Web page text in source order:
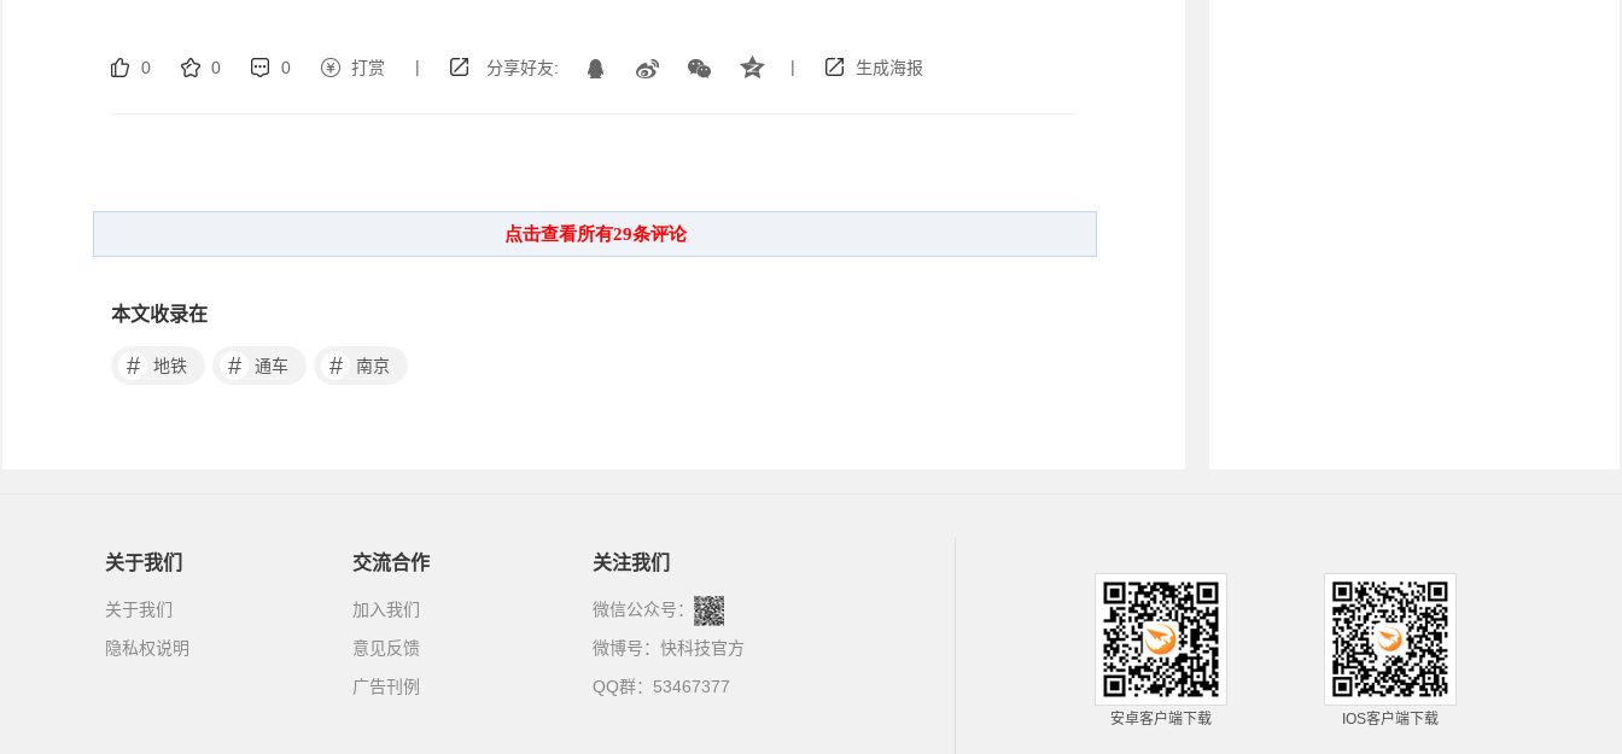
0 0 0 打赏 | 分享好友: | 生成海报
本文收录在
# 地铁 # 通车 # 南京
关于我们
关于我们
隐私权说明
交流合作
加入我们
意见反馈
广告刊例
关注我们
微信公众号：
微博号： 快科技官方
QQ群：53467377
安卓客户端下载 IOS客户端下载